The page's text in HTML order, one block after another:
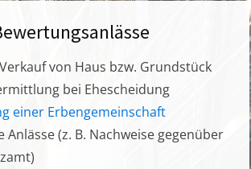
von Haus bzw. Grundstück
bei Ehescheidung
einer Erbengemeinschaft
Anlässe (z. B. Nachweise gegenüber